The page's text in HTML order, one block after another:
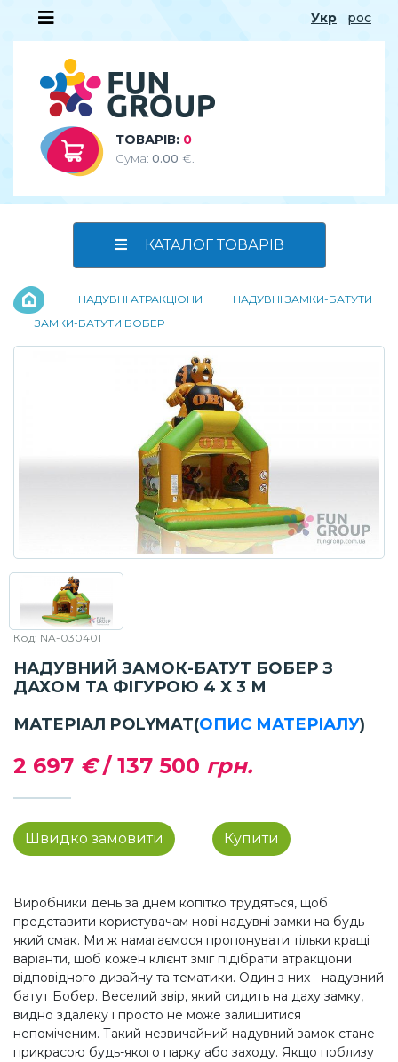
Укр рос
ТОВАРІВ: 0
Сума: 0.00 €.
КАТАЛОГ ТОВАРІВ
— НАДУВНІ АТРАКЦІОНИ — НАДУВНІ ЗАМКИ-БАТУТИ
— ЗАМКИ-БАТУТИ БОБЕР
Код: NA-030401
НАДУВНИЙ ЗАМОК-БАТУТ БОБЕР З
ДАХОМ ТА ФІГУРОЮ 4 Х 3 М
МАТЕРІАЛ POLYMAT(ОПИС МАТЕРІАЛУ)
2 697 €/ 137 500 грн.
Швидко замовити Купити
Виробники день за днем ​​копітко трудяться, щоб
представити користувачам нові надувні замки на будь-
який смак. Ми ж намагаємося пропонувати тільки кращі
варіанти, щоб кожен клієнт зміг підібрати атракціони
відповідного дизайну та тематики. Один з них - надувний
батут Бобер. Веселий звір, який сидить на даху замку,
видно здалеку і просто не може залишитися
непоміченим. Такий незвичайний надувний замок стане
прикрасою будь-якого парку або заходу. Якщо поблизу